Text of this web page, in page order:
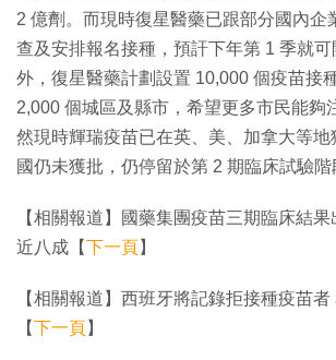
2 億劑。而現時復星醫藥已跟部分國內企
查及安排報名接種，預訐下年第 1 季就
外，復星醫藥計劃設置 10,000 個疫苗接
2,000 個城區及縣市，希望更多市民能夠
然現時輝瑞疫苗已在英、美、加拿大等地
國仍未獲批，仍停留於第 2 期臨床試驗階
【相關報道】國藥集團疫苗三期臨床結
近八成【下一頁】
【相關報道】西班牙將記錄拒接種疫苗
【下一頁】